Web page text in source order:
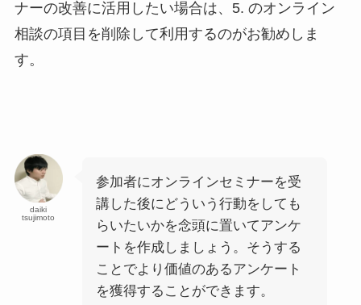
ナーの改善に活用したい場合は、5. のオンライン
相談の項目を削除して利用するのがお勧めしま
す。
daiki
tsujimoto
参加者にオンラインセミナーを受
講した後にどういう行動をしても
らいたいかを念頭に置いてアンケ
ートを作成しましょう。そうする
ことでより価値のあるアンケート
を獲得することができます。